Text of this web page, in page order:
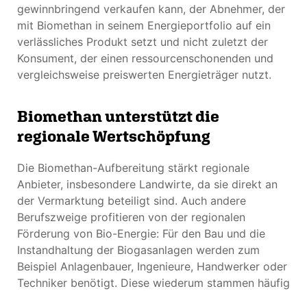
gewinnbringend verkaufen kann, der Abnehmer, der
mit Biomethan in seinem Energieportfolio auf ein
verlässliches Produkt setzt und nicht zuletzt der
Konsument, der einen ressourcenschonenden und
vergleichsweise preiswerten Energieträger nutzt.
Biomethan unterstützt die
regionale Wertschöpfung
Die Biomethan-Aufbereitung stärkt regionale
Anbieter, insbesondere Landwirte, da sie direkt an
der Vermarktung beteiligt sind. Auch andere
Berufszweige profitieren von der regionalen
Förderung von Bio-Energie: Für den Bau und die
Instandhaltung der Biogasanlagen werden zum
Beispiel Anlagenbauer, Ingenieure, Handwerker oder
Techniker benötigt. Diese wiederum stammen häufig